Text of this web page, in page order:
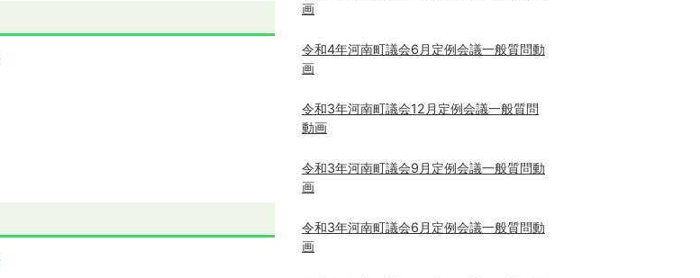
画
令和4年河南町議会6月定例会議一般質問動
画
令和3年河南町議会12月定例会議一般質問
動画
令和3年河南町議会9月定例会議一般質問動
画
令和3年河南町議会6月定例会議一般質問動
画